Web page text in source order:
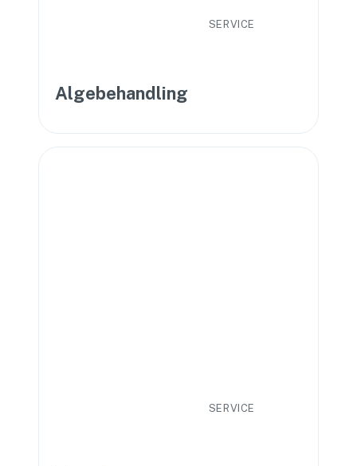
SERVICE
Algebehandling
SERVICE